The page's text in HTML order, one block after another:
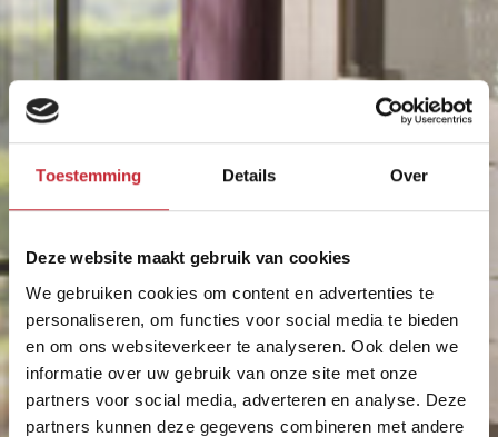
Toestemming Details Over
Deze website maakt gebruik van cookies
We gebruiken cookies om content en advertenties te
personaliseren, om functies voor social media te bieden
en om ons websiteverkeer te analyseren. Ook delen we
informatie over uw gebruik van onze site met onze
partners voor social media, adverteren en analyse. Deze
partners kunnen deze gegevens combineren met andere